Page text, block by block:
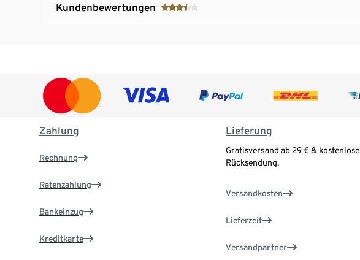
Kundenbewertungen
Zahlung
Rechnung
Ratenzahlung
Bankeinzug
Kreditkarte
Lieferung
Gratisversand ab 29 € & kostenlose
Rücksendung.
Versandkosten
Lieferzeit
Versandpartner